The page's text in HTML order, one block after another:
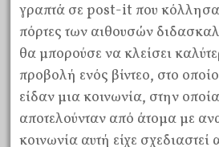
γραπτά σε post-it που
πόρτες των αιθουσών
θα μπορούσε να κλείσει
προβολή ενός βίντεο, στο
είδαν μια κοινωνία, στην
αποτελούνταν από άτομα με
κοινωνία αυτή είχε σχεδιαστεί